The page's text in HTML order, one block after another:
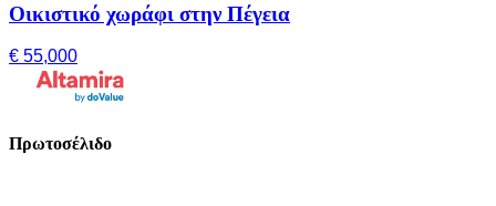
Οικιστικό χωράφι στην Πέγεια
€ 55,000
Πρωτοσέλιδο